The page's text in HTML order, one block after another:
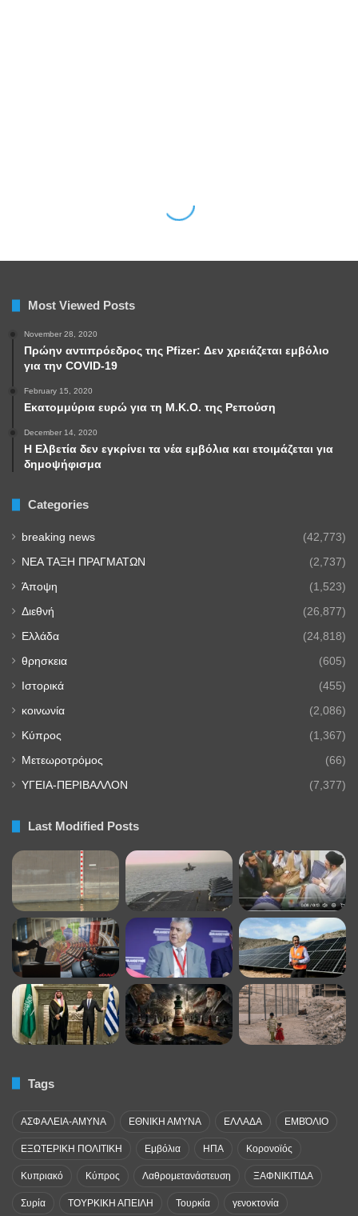
Most Viewed Posts
November 28, 2020
Πρώην αντιπρόεδρος της Pfizer: Δεν χρειάζεται εμβόλιο
για την COVID-19
February 15, 2020
Εκατομμύρια ευρώ για τη Μ.Κ.Ο. της Ρεπούση
December 14, 2020
Η Ελβετία δεν εγκρίνει τα νέα εμβόλια και ετοιμάζεται για
δημοψήφισμα
Categories
breaking news (42,773)
NEA TAΞΗ ΠΡΑΓΜΑΤΩΝ (2,737)
Άποψη (1,523)
Διεθνή (26,877)
Ελλάδα (24,818)
θρησκεια (605)
Ιστορικά (455)
κοινωνία (2,086)
Κύπρος (1,367)
Μετεωροτρόμος (66)
ΥΓΕΙΑ-ΠΕΡΙΒΑΛΛΟΝ (7,377)
Last Modified Posts
Tags
ΑΣΦΑΛΕΙΑ-ΑΜΥΝΑ ΕΘΝΙΚΗ ΑΜΥΝΑ ΕΛΛΑΔΑ ΕΜΒΌΛΙΟ
ΕΞΩΤΕΡΙΚΗ ΠΟΛΙΤΙΚΗ Εμβόλια ΗΠΑ Κορονοϊός
Κυπριακό Κύπρος Λαθρομετανάστευση ΞΑΦΝΙΚΙΤΙΔΑ
Συρία ΤΟΥΡΚΙΚΗ ΑΠΕΙΛΗ Τουρκία γενοκτονία